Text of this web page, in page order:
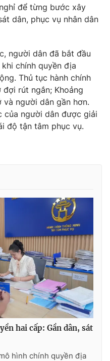
nếu không có sự chấp
VTV.vn khi phát hành lại
để từng bước xây
dân, phục vụ nhân dân
người dân đã bắt đầu
chính quyền địa
Thủ tục hành chính
rút ngắn; Khoảng
người dân gần hơn.
của người dân được giải
độ tận tâm phục vụ.
hai cấp: Gần dân, sát
hình chính quyền địa